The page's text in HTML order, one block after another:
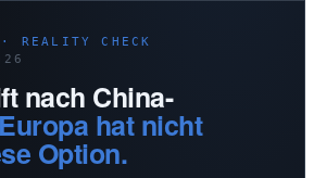
REALITY CHECK
nach China-
Europa hat nicht
Option.